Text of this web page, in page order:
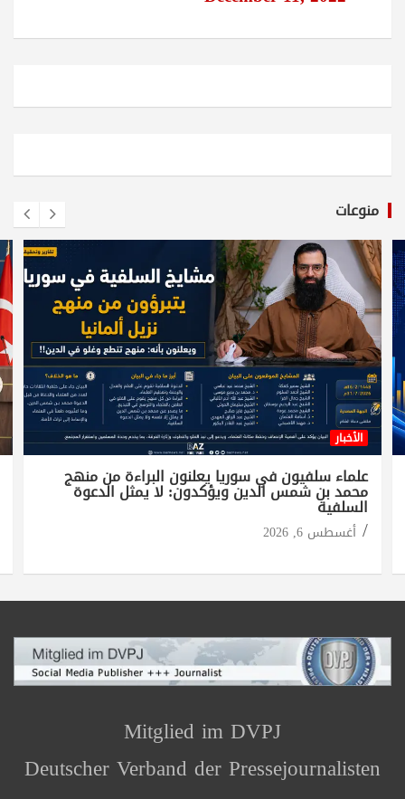
منوعات
الأخبار
علماء سلفيون في سوريا يعلنون البراءة من منهج
محمد بن شمس الدين ويؤكدون: لا يمثل الدعوة
السلفية
أغسطس 6, 2026
Mitglied im DVPJ
Deutscher Verband der Pressejournalisten